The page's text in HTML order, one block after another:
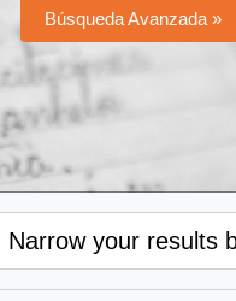
Búsqueda Avanzada »
Narrow your results